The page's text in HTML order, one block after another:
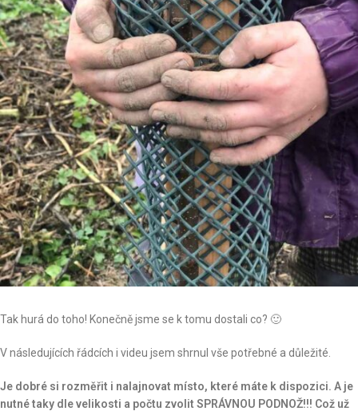
Tak hurá do toho! Konečně jsme se k tomu dostali co? 🙂
V následujících řádcích i videu jsem shrnul vše potřebné a důležité.
Je dobré si rozměřit i nalajnovat místo, které máte k dispozici. A je
nutné taky dle velikosti a počtu zvolit SPRÁVNOU PODNOŽ!!! Což už